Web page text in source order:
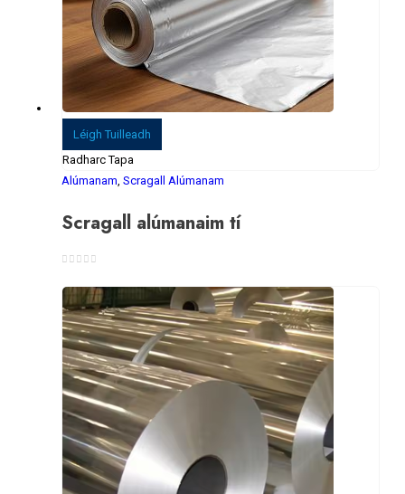
Léigh Tuilleadh
Radharc Tapa
Alúmanam, Scragall Alúmanam
Scragall alúmanaim tí